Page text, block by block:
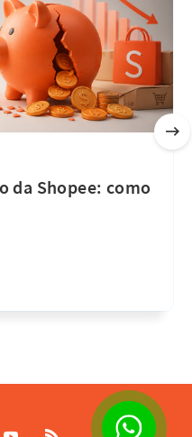
da Shopee: como